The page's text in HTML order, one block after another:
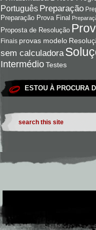
Português Preparação
Preparação Prova Final
Proposta de Resolução
Finais provas modelo
sem calculadora
IntermédioTestes
ESTOU À PROCURA